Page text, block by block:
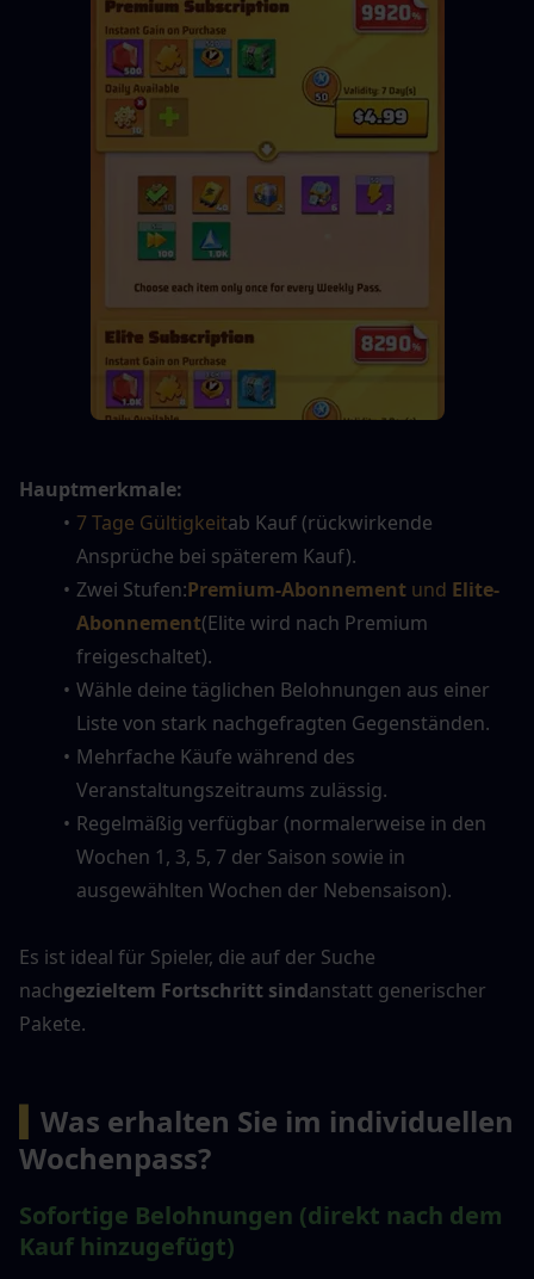
Hauptmerkmale:
7 Tage Gültigkeitab Kauf (rückwirkende
Ansprüche bei späterem Kauf).
Zwei Stufen:Premium-Abonnement und Elite-
Abonnement(Elite wird nach Premium
freigeschaltet).
Wähle deine täglichen Belohnungen aus einer
Liste von stark nachgefragten Gegenständen.
Mehrfache Käufe während des
Veranstaltungszeitraums zulässig.
Regelmäßig verfügbar (normalerweise in den
Wochen 1, 3, 5, 7 der Saison sowie in
ausgewählten Wochen der Nebensaison).
Es ist ideal für Spieler, die auf der Suche
nachgezieltem Fortschritt sindanstatt generischer
Pakete.
Was erhalten Sie im individuellen
Wochenpass?
Sofortige Belohnungen (direkt nach dem
Kauf hinzugefügt)